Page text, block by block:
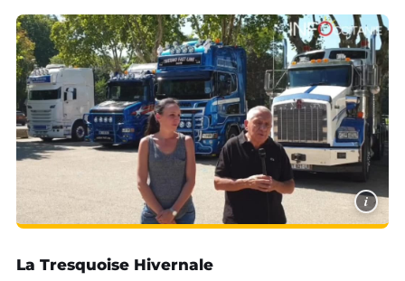
i
La Tresquoise Hivernale